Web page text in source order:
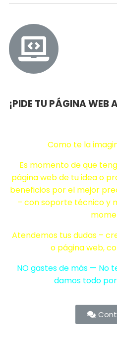
¡PIDE TU PÁGINA WEB
Como te la
Es momento de que
página web de tu idea o
beneficios por el mejor
– con soporte técnico y
Atendemos tus dudas –
o página web,
NO gastes de más — No
damos todo